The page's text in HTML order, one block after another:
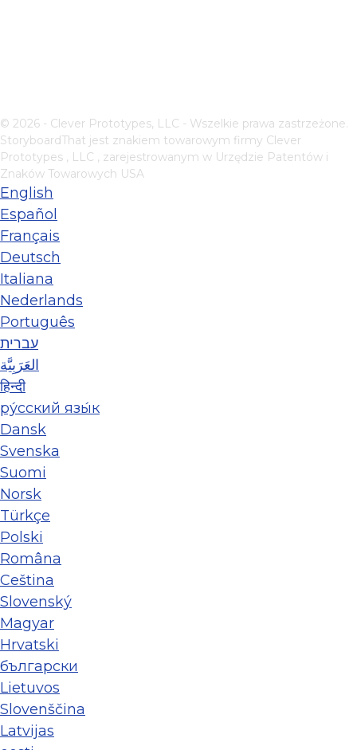
© 2026 - Clever Prototypes, LLC - Wszelkie prawa zastrzeżone.
StoryboardThat jest znakiem towarowym firmy Clever
Prototypes , LLC , zarejestrowanym w Urzędzie Patentów i
Znaków Towarowych USA
English
Español
Français
Deutsch
Italiana
Nederlands
Português
עברית
العَرَبِيَّة
हिन्दी
ру́сский язы́к
Dansk
Svenska
Suomi
Norsk
Türkçe
Polski
Româna
Ceština
Slovenský
Magyar
Hrvatski
български
Lietuvos
Slovenščina
Latvijas